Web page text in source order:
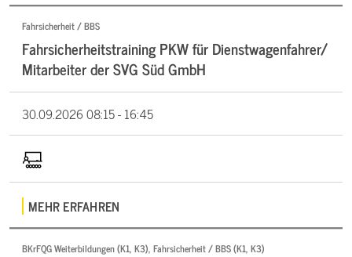
Fahrsicherheit / BBS
Fahrsicherheitstraining PKW für Dienstwagenfahrer/
Mitarbeiter der SVG Süd GmbH
30.09.202608:15 - 16:45
MEHR ERFAHREN
BKrFQG Weiterbildungen (K1, K3), Fahrsicherheit / BBS (K1, K3)